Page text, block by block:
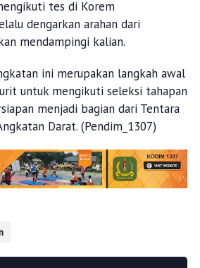
tes di Korem
dengarkan arahan dari
mendampingi kalian.
ini merupakan langkah awal
untuk mengikuti seleksi tahapan
menjadi bagian dari Tentara
Darat. (Pendim_1307)